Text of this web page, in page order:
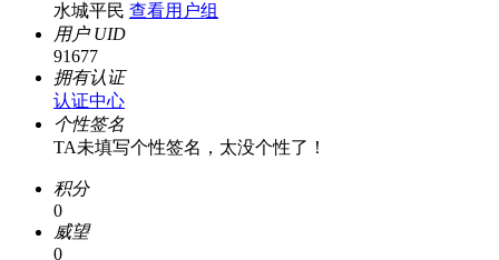
水城平民 查看用户组
用户 UID
91677
拥有认证
认证中心
个性签名
TA未填写个性签名，太没个性了！
积分
0
威望
0